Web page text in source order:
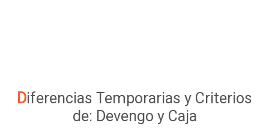
Diferencias Temporarias y Criterios
de: Devengo y Caja